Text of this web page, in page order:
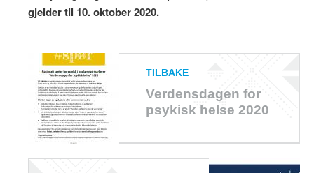
gjelder til 10. oktober 2020.
TILBAKE
Verdensdagen for
psykisk helse 2020